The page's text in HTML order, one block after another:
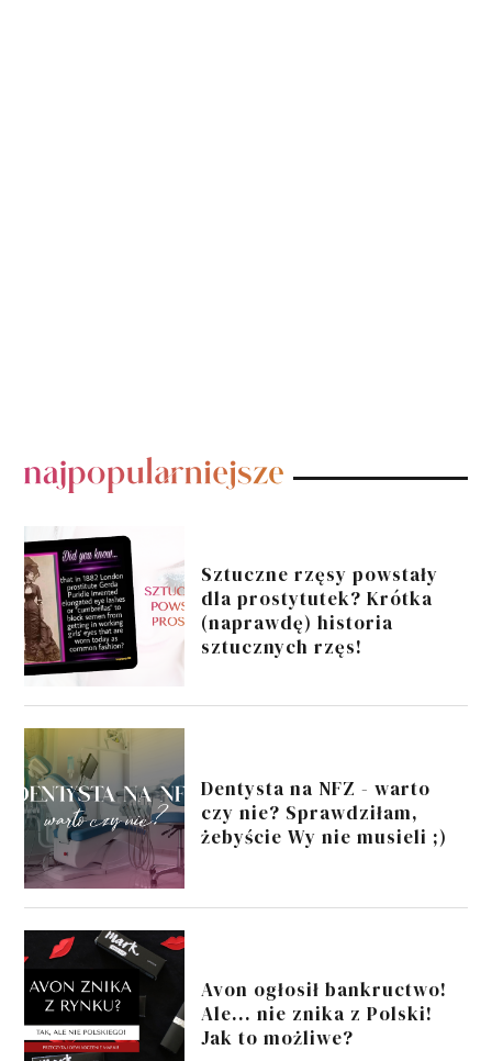
POPULARNE POSTY
Sztuczne rzęsy powstały
dla prostytutek? Krótka
(naprawdę) historia
sztucznych rzęs!
Dentysta na NFZ - warto
czy nie? Sprawdziłam,
żebyście Wy nie musieli ;)
Avon ogłosił bankructwo!
Ale... nie znika z Polski!
Jak to możliwe?